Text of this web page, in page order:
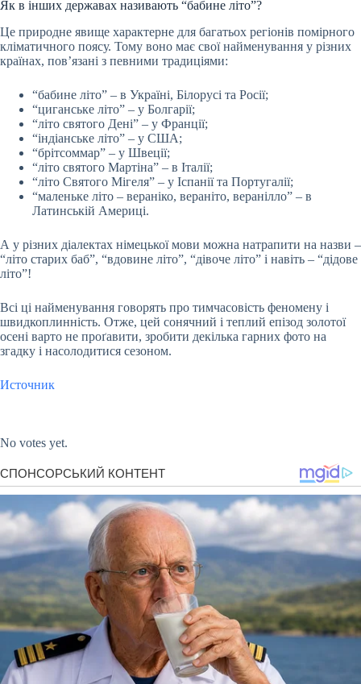
Як в інших державах називають “бабине літо”?
Це природне явище характерне для багатьох регіонів помірного
кліматичного поясу. Тому воно має свої найменування у різних
країнах, пов’язані з певними традиціями:
“бабине літо” – в Україні, Білорусі та Росії;
“циганське літо” – у Болгарії;
“літо святого Дені” – у Франції;
“індіанське літо” – у США;
“брітсоммар” – у Швеції;
“літо святого Мартіна” – в Італії;
“літо Святого Мігеля” – у Іспанії та Португалії;
“маленьке літо – вераніко, вераніто, веранілло” – в
Латинській Америці.
А у різних діалектах німецької мови можна натрапити на назви –
“літо старих баб”, “вдовине літо”, “дівоче літо” і навіть – “дідове
літо”!
Всі ці найменування говорять про тимчасовість феномену і
швидкоплинність. Отже, цей сонячний і теплий епізод золотої
осені варто не проґавити, зробити декілька гарних фото на
згадку і насолодитися сезоном.
Источник
No votes yet.